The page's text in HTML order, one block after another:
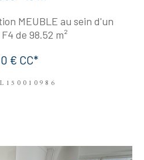
MEUBLE au sein d'un
de 98.52 m²
€ CC*